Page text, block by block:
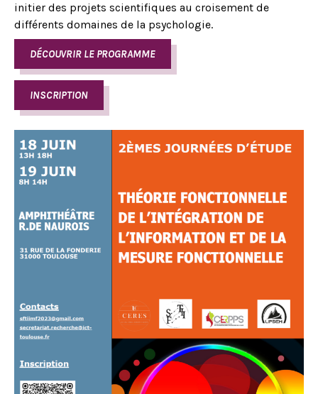
initier des projets scientifiques au croisement de
différents domaines de la psychologie.
DÉCOUVRIR LE PROGRAMME
INSCRIPTION